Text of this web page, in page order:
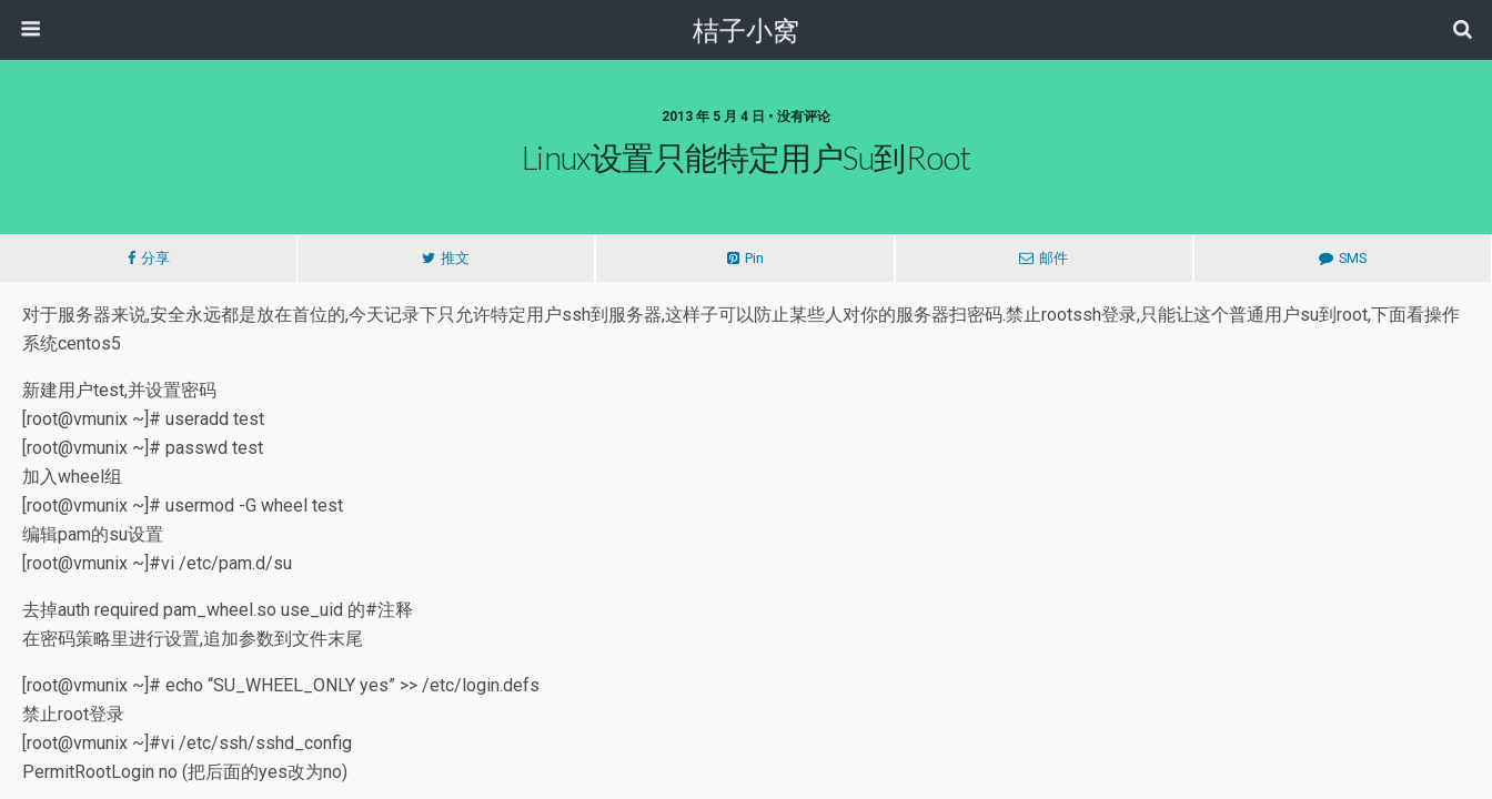
桔子小窝
2013 年 5 月 4 日 • 没有评论
Linux设置只能特定用户su到root
分享 推文 Pin 邮件 SMS
对于服务器来说,安全永远都是放在首位的,今天记录下只允许特定用户ssh到服务器,这样子可以防止某些人对你的服务器扫密码.禁止rootssh登录,只能让这个普通用户su到root,下面看操作
系统centos5
新建用户test,并设置密码
[root@vmunix ~]# useradd test
[root@vmunix ~]# passwd test
加入wheel组
[root@vmunix ~]# usermod -G wheel test
编辑pam的su设置
[root@vmunix ~]#vi /etc/pam.d/su
去掉auth required pam_wheel.so use_uid 的#注释
在密码策略里进行设置,追加参数到文件末尾
[root@vmunix ~]# echo “SU_WHEEL_ONLY yes” >> /etc/login.defs
禁止root登录
[root@vmunix ~]#vi /etc/ssh/sshd_config
PermitRootLogin no (把后面的yes改为no)